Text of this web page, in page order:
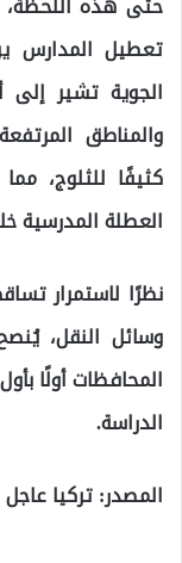
الجوية تشير إلى
والمناطق
كثيفًا للثلوج،
العطلة المدرسية
نظرًا لاستمرار
وسائل النقل،
المحافظات أولًا
الدراسة.
المصدر: تركيا عاجل